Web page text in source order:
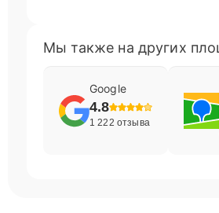
Мы также на других
Google
4.8
1 222 отзыва